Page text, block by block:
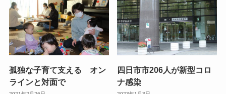
孤独な子育て支える オン
ラインと対面で
四日市市206人が新型コロ
ナ感染